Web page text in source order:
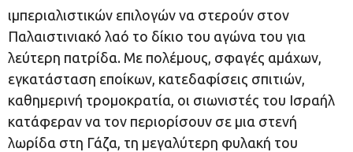
ιμπεριαλιστικών επιλογών να στερούν στον
Παλαιστινιακό λαό το δίκιο του αγώνα του για
λεύτερη πατρίδα. Με πολέμους, σφαγές αμάχων,
εγκατάσταση εποίκων, κατεδαφίσεις σπιτιών,
καθημερινή τρομοκρατία, οι σιωνιστές του Ισραήλ
κατάφεραν να τον περιορίσουν σε μια στενή
λωρίδα στη Γάζα, τη μεγαλύτερη φυλακή του